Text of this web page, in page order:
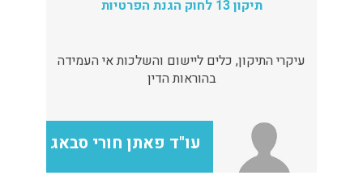
תיקון 13 לחוק הגנת הפרטיות
עיקרי התיקון, כלים ליישום והשלכות אי העמידה
בהוראות הדין
עו"ד פאתן חורי סבאג